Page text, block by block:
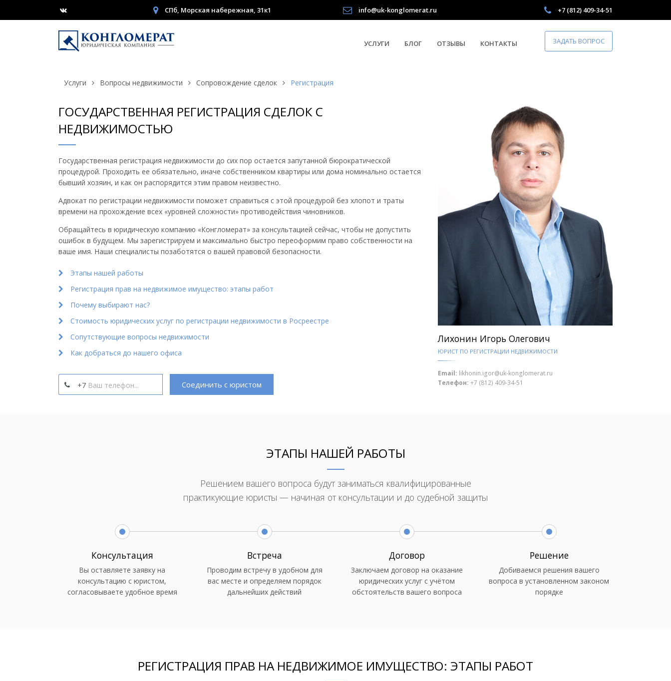
СПб, Морская набережная, 31к1 info@uk-konglomerat.ru +7 (812) 409-34-51
УСЛУГИ БЛОГ ОТЗЫВЫ КОНТАКТЫ ЗАДАТЬ ВОПРОС
Услуги Вопросы недвижимости Сопровождение сделок Регистрация
ГОСУДАРСТВЕННАЯ РЕГИСТРАЦИЯ СДЕЛОК С
НЕДВИЖИМОСТЬЮ
Государственная регистрация недвижимости до сих пор остается запутанной бюрократической
процедурой. Проходить ее обязательно, иначе собственником квартиры или дома номинально остается
бывший хозяин, и как он распорядится этим правом неизвестно.
Адвокат по регистрации недвижимости поможет справиться с этой процедурой без хлопот и траты
времени на прохождение всех «уровней сложности» противодействия чиновников.
Обращайтесь в юридическую компанию «Конгломерат» за консультацией сейчас, чтобы не допустить
ошибок в будущем. Мы зарегистрируем и максимально быстро переоформим право собственности на
ваше имя. Наши специалисты позаботятся о вашей правовой безопасности.
Этапы нашей работы
Регистрация прав на недвижимое имущество: этапы работ
Почему выбирают нас?
Стоимость юридических услуг по регистрации недвижимости в Росреестре
Сопутствующие вопросы недвижимости
Как добраться до нашего офиса
+7 Соединить с юристом
Лихонин Игорь Олегович
ЮРИСТ ПО РЕГИСТРАЦИИ НЕДВИЖИМОСТИ
Email: likhonin.igor@uk-konglomerat.ru
Телефон: +7 (812) 409-34-51
ЭТАПЫ НАШЕЙ РАБОТЫ
Решением вашего вопроса будут заниматься квалифицированные
практикующие юристы — начиная от консультации и до судебной защиты
Консультация
Вы оставляете заявку на
консультацию с юристом,
согласовываете удобное время
Встреча
Проводим встречу в удобном для
вас месте и определяем порядок
дальнейших действий
Договор
Заключаем договор на оказание
юридических услуг с учётом
обстоятельств вашего вопроса
Решение
Добиваемся решения вашего
вопроса в установленном законом
порядке
РЕГИСТРАЦИЯ ПРАВ НА НЕДВИЖИМОЕ ИМУЩЕСТВО: ЭТАПЫ РАБОТ